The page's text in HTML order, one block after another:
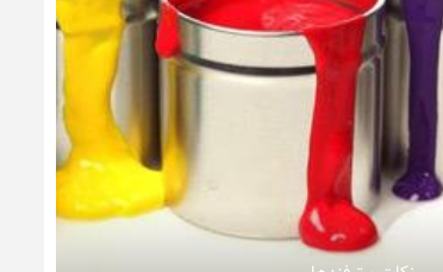
نکات و ترفندها